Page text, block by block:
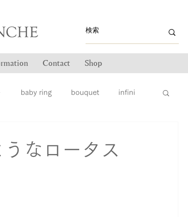
Contact Shop
baby ring bouquet infini
なロータス